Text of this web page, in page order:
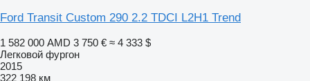
Ford Transit Custom 290 2.2 TDCI L2H1 Trend
1 582 000 AMD 3 750 € ≈ 4 333 $
Легковой фургон
2015
322 198 км